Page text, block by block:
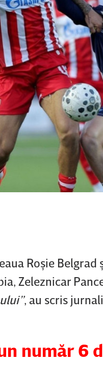
Roşie
Zeleznicar
, au scris
număr 6